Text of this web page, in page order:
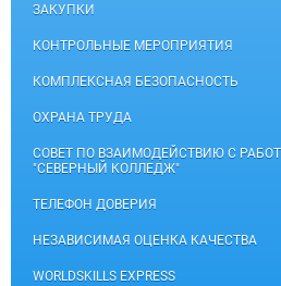
ЗАКУПКИ
КОНТРОЛЬНЫЕ МЕРОПРИЯТИЯ
КОМПЛЕКСНАЯ БЕЗОПАСНОСТЬ
ОХРАНА ТРУДА
СОВЕТ ПО ВЗАИМОДЕЙСТВИЮ С
"СЕВЕРНЫЙ КОЛЛЕДЖ"
ТЕЛЕФОН ДОВЕРИЯ
НЕЗАВИСИМАЯ ОЦЕНКА КАЧЕСТВА
WORLDSKILLS EXPRESS